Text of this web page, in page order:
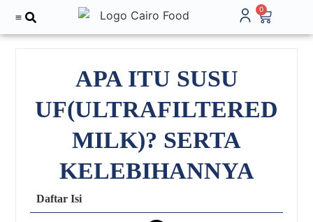
0
APA ITU SUSU
UF(ULTRAFILTERED
MILK)? SERTA
KELEBIHANNYA
Daftar Isi